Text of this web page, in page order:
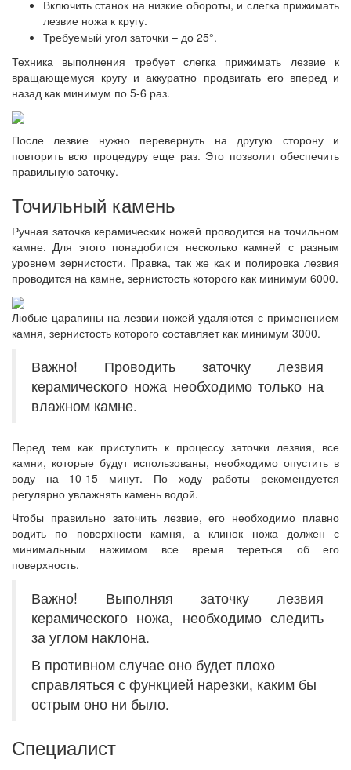
Включить станок на низкие обороты, и слегка прижимать
лезвие ножа к кругу.
Требуемый угол заточки – до 25°.
Техника выполнения требует слегка прижимать лезвие к
вращающемуся кругу и аккуратно продвигать его вперед и
назад как минимум по 5-6 раз.
После лезвие нужно перевернуть на другую сторону и
повторить всю процедуру еще раз. Это позволит обеспечить
правильную заточку.
Точильный камень
Ручная заточка керамических ножей проводится на точильном
камне. Для этого понадобится несколько камней с разным
уровнем зернистости. Правка, так же как и полировка лезвия
проводится на камне, зернистость которого как минимум 6000.
Любые царапины на лезвии ножей удаляются с применением
камня, зернистость которого составляет как минимум 3000.
Важно! Проводить заточку лезвия
керамического ножа необходимо только на
влажном камне.
Перед тем как приступить к процессу заточки лезвия, все
камни, которые будут использованы, необходимо опустить в
воду на 10-15 минут. По ходу работы рекомендуется
регулярно увлажнять камень водой.
Чтобы правильно заточить лезвие, его необходимо плавно
водить по поверхности камня, а клинок ножа должен с
минимальным нажимом все время тереться об его
поверхность.
Важно! Выполняя заточку лезвия
керамического ножа, необходимо следить
за углом наклона.
В противном случае оно будет плохо
справляться с функцией нарезки, каким бы
острым оно ни было.
Специалист